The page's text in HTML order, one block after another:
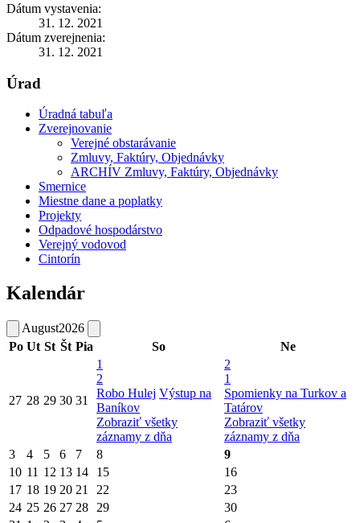
Dátum vystavenia:
31. 12. 2021
Dátum zverejnenia:
31. 12. 2021
Úrad
Úradná tabuľa
Zverejnovanie
Verejné obstarávanie
Zmluvy, Faktúry, Objednávky
ARCHÍV Zmluvy, Faktúry, Objednávky
Smernice
Miestne dane a poplatky
Projekty
Odpadové hospodárstvo
Verejný vodovod
Cintorín
Kalendár
August2026
Po Ut St Št Pia So Ne
27 28 29 30 31
1
2
Robo Hulej Výstup na
Baníkov
Zobraziť všetky
záznamy z dňa
2
1
Spomienky na Turkov a
Tatárov
Zobraziť všetky
záznamy z dňa
3
4 5 6 7 8
9
10 11 12 13 14 15
16
17 18 19 20 21 22
23
24 25 26 27 28 29
30